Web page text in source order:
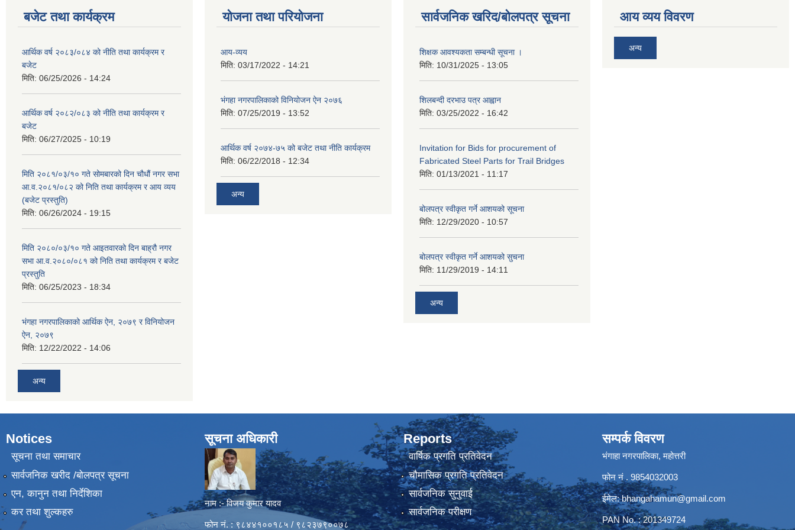
बजेट तथा कार्यक्रम
आर्थिक वर्ष २०८३/०८४ को नीति तथा कार्यक्रम र
बजेट
मिति: 06/25/2026 - 14:24
आर्थिक वर्ष २०८२/०८३ को नीति तथा कार्यक्रम र
बजेट
मिति: 06/27/2025 - 10:19
मिति २०८१/०३/१० गते सोमबारको दिन चौधौं नगर सभा
आ.व.२०८१/०८२ को निति तथा कार्यक्रम र आय व्यय
(बजेट प्रस्तुति)
मिति: 06/26/2024 - 19:15
मिति २०८०/०३/१० गते आइतवारको दिन बाह्रौ नगर
सभा आ.व.२०८०/०८१ को निति तथा कार्यक्रम र बजेट
प्रस्तुति
मिति: 06/25/2023 - 18:34
भंगहा नगरपालिकाको आर्थिक ऐन, २०७९ र विनियोजन
ऐन, २०७९
मिति: 12/22/2022 - 14:06
अन्य
योजना तथा परियोजना
आय-व्यय
मिति: 03/17/2022 - 14:21
भंगहा नगरपालिकाको विनियोजन ऐन २०७६
मिति: 07/25/2019 - 13:52
आर्थिक वर्ष २०७४-७५ को बजेट तथा नीति कार्यक्रम
मिति: 06/22/2018 - 12:34
अन्य
सार्वजनिक खरिद/बोलपत्र सूचना
शिक्षक आवश्यकता सम्बन्धी सूचना ।
मिति: 10/31/2025 - 13:05
शिलबन्दी दरभाउ पत्र आह्वान
मिति: 03/25/2022 - 16:42
Invitation for Bids for procurement of
Fabricated Steel Parts for Trail Bridges
मिति: 01/13/2021 - 11:17
बोलपत्र स्वीकृत गर्ने आशयको सूचना
मिति: 12/29/2020 - 10:57
बोलपत्र स्वीकृत गर्ने आशयको सुचना
मिति: 11/29/2019 - 14:11
अन्य
आय व्यय विवरण
अन्य
Notices
सूचना तथा समाचार
सार्वजनिक खरीद /बोलपत्र सूचना
एन, कानुन तथा निर्देशिका
कर तथा शुल्कहरु
सूचना अधिकारी
नाम :- विजय कुमार यादव
फोन नं. : ९८४४१००१८५ / ९८२३७९००७८
Reports
वार्षिक प्रगति प्रतिवेदन
चौमासिक प्रगति प्रतिवेदन
सार्वजनिक सुनुवाई
सार्वजनिक परीक्षण
सम्पर्क विवरण
भंगाहा नगरपालिका, महोत्तरी
फोन नं . 9854032003
ईमेल:bhangahamun@gmail.com
PAN No. : 201349724